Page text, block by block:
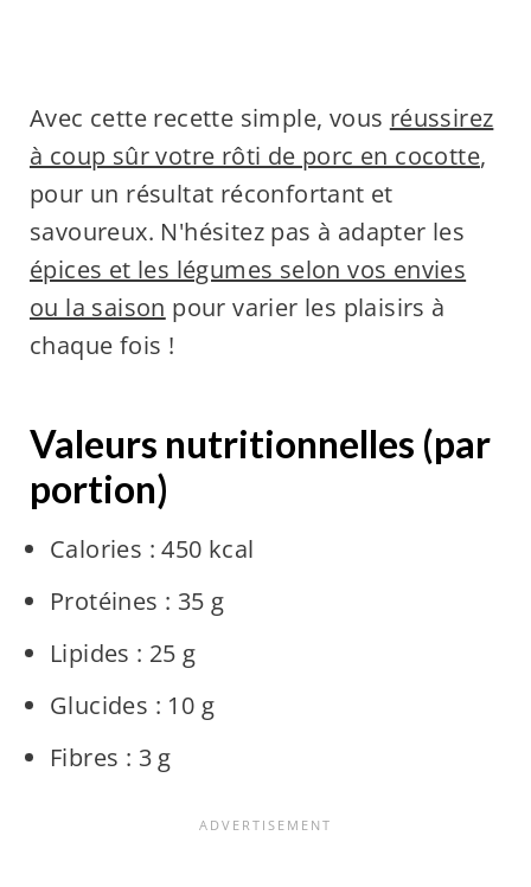
Avec cette recette simple, vous réussirez
à coup sûr votre rôti de porc en cocotte,
pour un résultat réconfortant et
savoureux. N'hésitez pas à adapter les
épices et les légumes selon vos envies
ou la saison pour varier les plaisirs à
chaque fois !
Valeurs nutritionnelles (par
portion)
Calories : 450 kcal
Protéines : 35 g
Lipides : 25 g
Glucides : 10 g
Fibres : 3 g